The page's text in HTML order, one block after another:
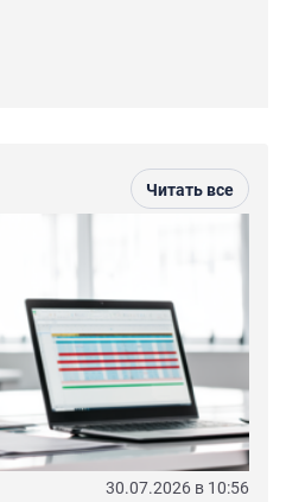
Читать все
30.07.2026 в 10:56